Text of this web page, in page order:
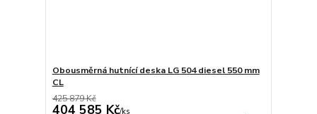
Obousměrná hutnící deska LG 504 diesel 550 mm
CL
425 879 Kč
404 585 Kč/ks